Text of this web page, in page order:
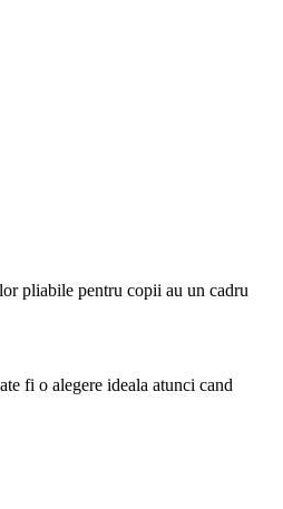
pliabile pentru copii au un cadru
fi o alegere ideala atunci cand